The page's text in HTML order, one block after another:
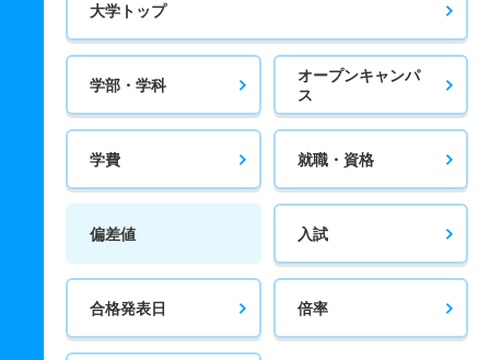
大学トップ
学部・学科
オープンキャンパ
ス
学費 就職・資格
偏差値 入試
合格発表日 倍率